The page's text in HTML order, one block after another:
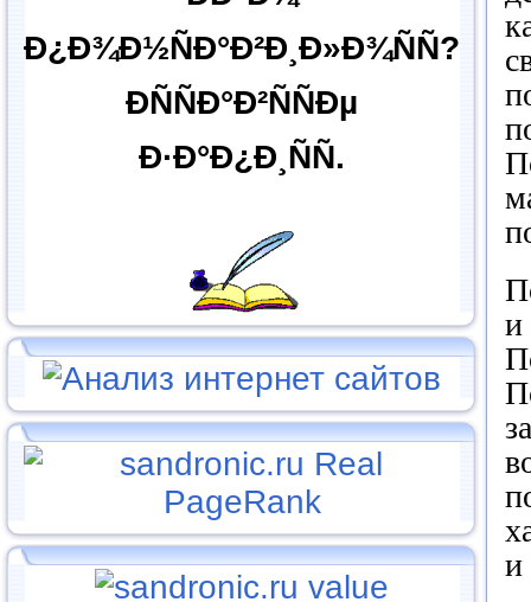
Ð¿Ð¾Ð½ÑÐ°Ð²Ð¸Ð»Ð¾ÑÑ?
ÐÑÑÐ°Ð²ÑÑÐµ
Ð·Ð°Ð¿Ð¸ÑÑ.
и
и